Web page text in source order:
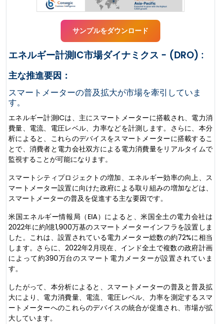
サンプルをダウンロード
エネルギー計測IC市場ダイナミクス - (DRO) :
主な推進要因：
スマートメーターの普及拡大が市場を牽引していま
す。
エネルギー計測ICは、主にスマートメーターに搭載され、電力消
費量、電流、電圧レベル、力率などを計測します。さらに、本分
析によると、これらのデバイスをスマートメーターに搭載するこ
とで、消費者と電力会社双方による電力消費量をリアルタイムで
監視することが可能になります。
スマートシティプロジェクトの増加、エネルギー効率の向上、ス
マートメーター設置に向けた政府による取り組みの増加などは、
スマートメーターの普及を促進する主な要因です。
米国エネルギー情報局（EIA）によると、米国全土の電力会社は
2022年に約1億1,900万基のスマートメーターインフラを設置しま
した。これは、設置されている電力メーター総数の約72%に相当
します。さらに、2022年2月現在、インド全土で複数の政府計画
によって約390万台のスマート電力メーターが設置されていま
す。
したがって、本分析によると、スマートメーターの普及と普及拡
大により、電力消費量、電流、電圧レベル、力率を測定するスマ
ートメーターへのこれらのデバイスの統合が促進され、市場が拡
大しています。